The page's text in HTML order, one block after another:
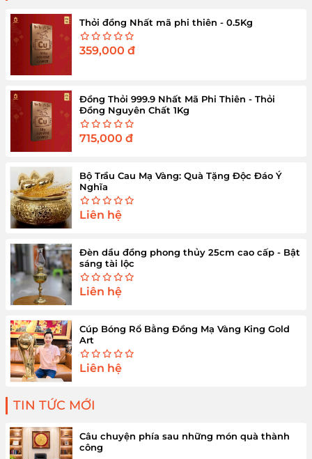
Thỏi đồng Nhất mã phi thiên - 0.5Kg
359,000 đ
Đồng Thỏi 999.9 Nhất Mã Phi Thiên - Thỏi
Đồng Nguyên Chất 1Kg
715,000 đ
Bộ Trầu Cau Mạ Vàng: Quà Tặng Độc Đáo Ý
Nghĩa
Liên hệ
Đèn dầu đồng phong thủy 25cm cao cấp - Bật
sáng tài lộc
Liên hệ
Cúp Bóng Rổ Bằng Đồng Mạ Vàng King Gold
Art
Liên hệ
TIN TỨC MỚI
Câu chuyện phía sau những món quà thành
công